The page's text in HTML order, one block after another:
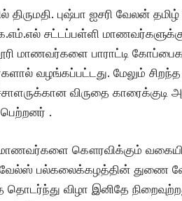
திருமதி. புஷ்பா ஐசரி வேலன்
கே.எம்.எல் சட்டப்பள்ளி
மாணவர்களை பாராட்டி
வழங்கப்பட்டது. மேலும்
விருதை
பெற்றனர் .
கௌரவிக்கும் வகையில்
வேல்ஸ் பல்கலைக்கழத்தின் துணை
விழா இனிதே